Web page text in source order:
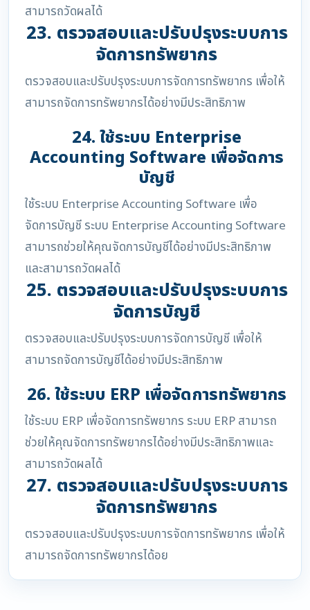
สามารถวัดผลได้
23. ตรวจสอบและปรับปรุงระบบการ
จัดการทรัพยากร
ตรวจสอบและปรับปรุงระบบการจัดการทรัพยากร เพื่อให้
สามารถจัดการทรัพยากรได้อย่างมีประสิทธิภาพ
24. ใช้ระบบ Enterprise
Accounting Software เพื่อจัดการ
บัญชี
ใช้ระบบ Enterprise Accounting Software เพื่อ
จัดการบัญชี ระบบ Enterprise Accounting Software
สามารถช่วยให้คุณจัดการบัญชีได้อย่างมีประสิทธิภาพ
และสามารถวัดผลได้
25. ตรวจสอบและปรับปรุงระบบการ
จัดการบัญชี
ตรวจสอบและปรับปรุงระบบการจัดการบัญชี เพื่อให้
สามารถจัดการบัญชีได้อย่างมีประสิทธิภาพ
26. ใช้ระบบ ERP เพื่อจัดการทรัพยากร
ใช้ระบบ ERP เพื่อจัดการทรัพยากร ระบบ ERP สามารถ
ช่วยให้คุณจัดการทรัพยากรได้อย่างมีประสิทธิภาพและ
สามารถวัดผลได้
27. ตรวจสอบและปรับปรุงระบบการ
จัดการทรัพยากร
ตรวจสอบและปรับปรุงระบบการจัดการทรัพยากร เพื่อให้
สามารถจัดการทรัพยากรได้อย